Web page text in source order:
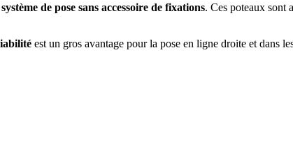
système de pose sans accessoire de fixations. Ces poteaux sont
est un gros avantage pour la pose en ligne droite et dans